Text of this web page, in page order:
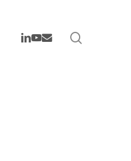
LINKEDIN
YOUTUBE
EMAIL